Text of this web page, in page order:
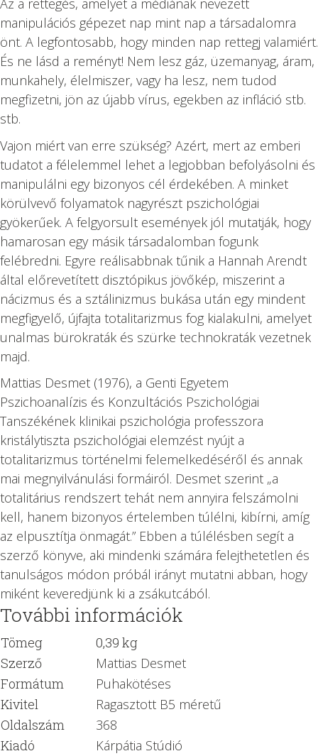
Az a rettegés, amelyet a médiának nevezett
manipulációs gépezet nap mint nap a társadalomra
önt. A legfontosabb, hogy minden nap rettegj valamiért.
És ne lásd a reményt! Nem lesz gáz, üzemanyag, áram,
munkahely, élelmiszer, vagy ha lesz, nem tudod
megfizetni, jön az újabb vírus, egekben az infláció stb.
stb.
Vajon miért van erre szükség? Azért, mert az emberi
tudatot a félelemmel lehet a legjobban befolyásolni és
manipulálni egy bizonyos cél érdekében. A minket
körülvevő folyamatok nagyrészt pszichológiai
gyökerűek. A felgyorsult események jól mutatják, hogy
hamarosan egy másik társadalomban fogunk
felébredni. Egyre reálisabbnak tűnik a Hannah Arendt
által előrevetített disztópikus jövőkép, miszerint a
nácizmus és a sztálinizmus bukása után egy mindent
megfigyelő, újfajta totalitarizmus fog kialakulni, amelyet
unalmas bürokraták és szürke technokraták vezetnek
majd.
Mattias Desmet (1976), a Genti Egyetem
Pszichoanalízis és Konzultációs Pszichológiai
Tanszékének klinikai pszichológia professzora
kristálytiszta pszichológiai elemzést nyújt a
totalitarizmus történelmi felemelkedéséről és annak
mai megnyilvánulási formáiról. Desmet szerint „a
totalitárius rendszert tehát nem annyira felszámolni
kell, hanem bizonyos értelemben túlélni, kibírni, amíg
az elpusztítja önmagát.” Ebben a túlélésben segít a
szerző könyve, aki mindenki számára felejthetetlen és
tanulságos módon próbál irányt mutatni abban, hogy
miként keveredjünk ki a zsákutcából.
További információk
Tömeg
0,39 kg
Szerző
Mattias Desmet
Formátum
Puhakötéses
Kivitel
Ragasztott B5 méretű
Oldalszám
368
Kiadó
Kárpátia Stúdió